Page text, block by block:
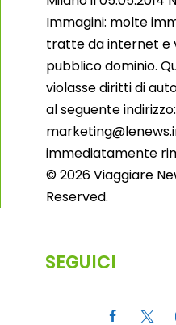
Immagini: molte
tratte da internet e
pubblico dominio.
violasse diritti di
al seguente indirizzo:
immediatamente
© 2026 Viaggiare
Reserved.
SEGUICI